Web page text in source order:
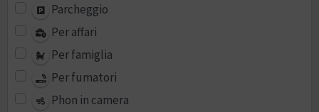
Parcheggio
Per affari
Per famiglia
Per fumatori
Phon in camera